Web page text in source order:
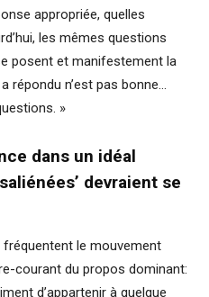
appropriée, quelles
les mêmes questions
posent et manifestement la
répondu n’est pas bonne…
»
dans un idéal
devraient se
le mouvement
courant du propos dominant:
d’appartenir à quelque